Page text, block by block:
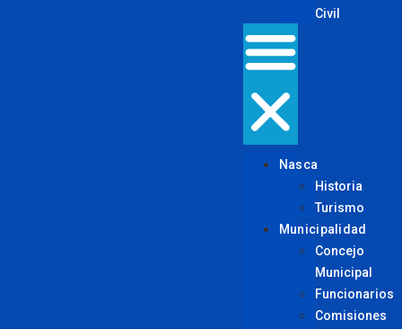
Civil
Nasca
Historia
Turismo
Municipalidad
Concejo
Municipal
Funcionarios
Comisiones